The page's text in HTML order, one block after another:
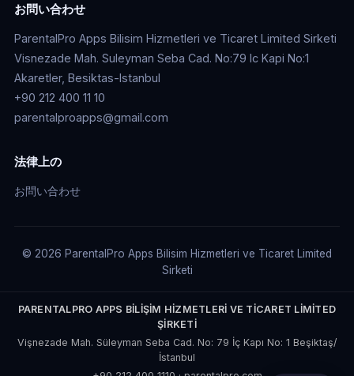
お問い合わせ
ParentalPro Apps Bilisim Hizmetleri ve Ticaret Limited Sirketi
Visnezade Mah. Suleyman Seba Cad. No:79 Ic Kapi No:1
Akaretler, Besiktas-Istanbul
+90 212 400 11 10
parentalproapps@gmail.com
法律上の
お問い合わせ
© 2026 ParentalPro Apps Bilisim Hizmetleri ve Ticaret Limited
Sirketi
PARENTALPRO APPS BİLİŞİM HİZMETLERİ VE TİCARET LİMİTED
ŞİRKETİ
Vişnezade Mah. Süleyman Seba Cad. No: 79 İç Kapı No: 1 Beşiktaş/
İstanbul